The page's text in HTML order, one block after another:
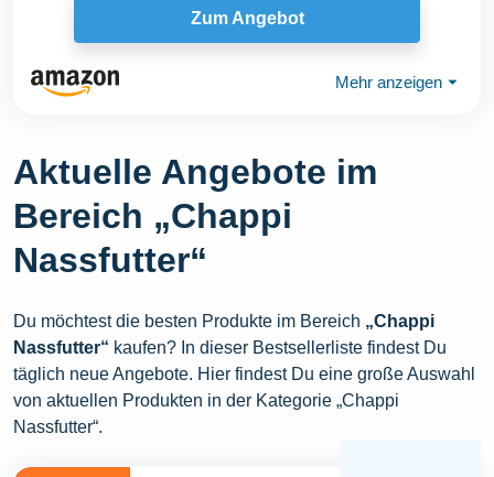
Zum Angebot
Mehr anzeigen ⏷
Aktuelle Angebote im
Bereich „Chappi
Nassfutter“
Du möchtest die besten Produkte im Bereich „Chappi
Nassfutter“ kaufen? In dieser Bestsellerliste findest Du
täglich neue Angebote. Hier findest Du eine große Auswahl
von aktuellen Produkten in der Kategorie „Chappi
Nassfutter“.